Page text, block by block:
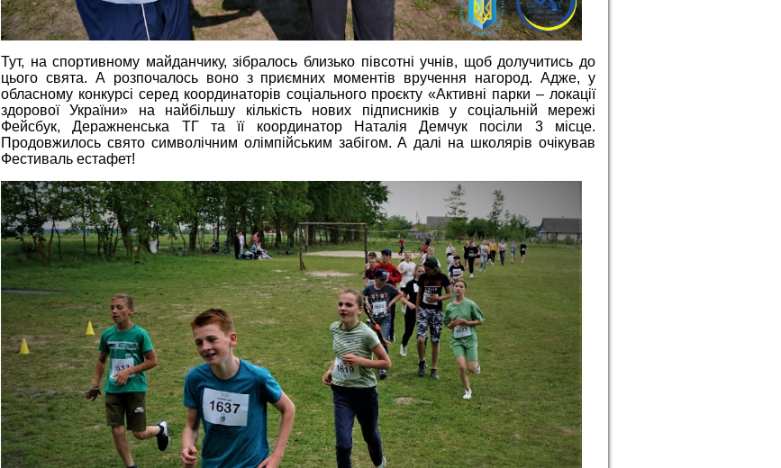
Тут, на спортивному майданчику, зібралось близько півсотні учнів, щоб долучитись до
цього свята. А розпочалось воно з приємних моментів вручення нагород. Адже, у
обласному конкурсі серед координаторів соціального проєкту «Активні парки – локації
здорової України» на найбільшу кількість нових підписників у соціальній мережі
Фейсбук, Деражненська ТГ та її координатор Наталія Демчук посіли 3 місце.
Продовжилось свято символічним олімпійським забігом. А далі на школярів очікував
Фестиваль естафет!